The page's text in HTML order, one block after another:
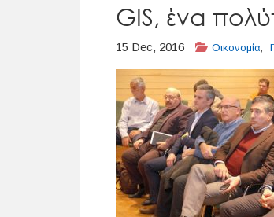
GIS, ένα
15 Dec, 2016 Οικονομία